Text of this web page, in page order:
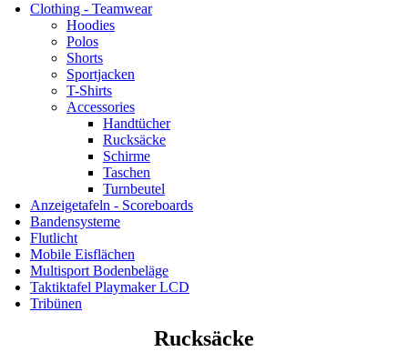
Clothing - Teamwear
Hoodies
Polos
Shorts
Sportjacken
T-Shirts
Accessories
Handtücher
Rucksäcke
Schirme
Taschen
Turnbeutel
Anzeigetafeln - Scoreboards
Bandensysteme
Flutlicht
Mobile Eisflächen
Multisport Bodenbeläge
Taktiktafel Playmaker LCD
Tribünen
Rucksäcke